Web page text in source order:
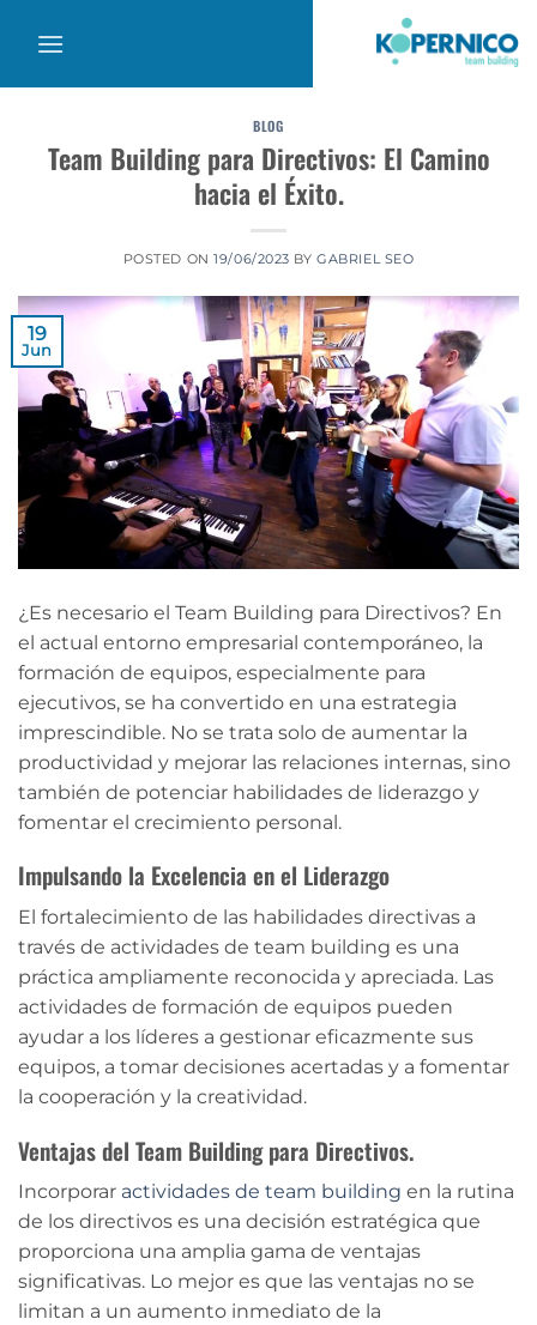
BLOG
Team Building para Directivos: El Camino
hacia el Éxito.
POSTED ON19/06/2023 BYGABRIEL SEO
19
Jun
¿Es necesario el Team Building para Directivos? En
el actual entorno empresarial contemporáneo, la
formación de equipos, especialmente para
ejecutivos, se ha convertido en una estrategia
imprescindible. No se trata solo de aumentar la
productividad y mejorar las relaciones internas, sino
también de potenciar habilidades de liderazgo y
fomentar el crecimiento personal.
Impulsando la Excelencia en el Liderazgo
El fortalecimiento de las habilidades directivas a
través de actividades de team building es una
práctica ampliamente reconocida y apreciada. Las
actividades de formación de equipos pueden
ayudar a los líderes a gestionar eficazmente sus
equipos, a tomar decisiones acertadas y a fomentar
la cooperación y la creatividad.
Ventajas del Team Building para Directivos.
Incorporar actividades de team building en la rutina
de los directivos es una decisión estratégica que
proporciona una amplia gama de ventajas
significativas. Lo mejor es que las ventajas no se
limitan a un aumento inmediato de la